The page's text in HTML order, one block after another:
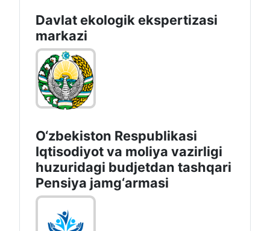
O‘zbеkistоn Rеspublikаsi
Favqulodda vaziyatlar vazirligi
Davlat ekologik ekspertizasi
markazi